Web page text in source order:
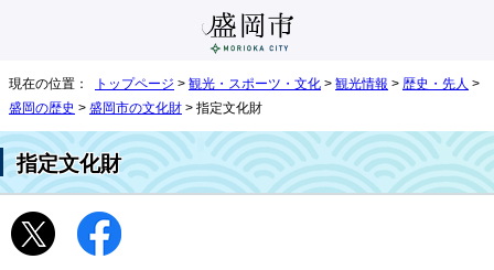
現在の位置： トップページ > 観光・スポーツ・文化 > 観光情報 > 歴史・先人 >
盛岡の歴史 > 盛岡市の文化財 > 指定文化財
指定文化財